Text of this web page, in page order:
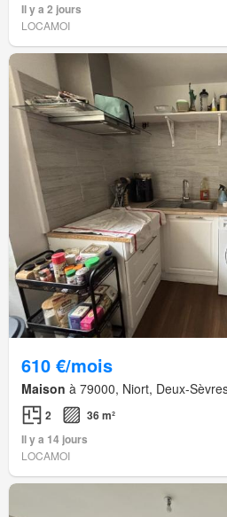
Il y a 2 jours
LOCAMOI
610 €/mois
Maison à 79000, Niort, Deux-
2
36 m²
Il y a 14 jours
LOCAMOI